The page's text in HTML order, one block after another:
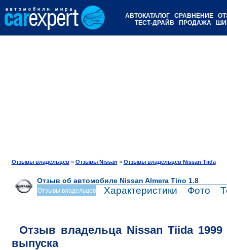
АВТОКАТАЛОГ СРАВНЕНИЕ
ТЕСТ-ДРАЙВ
ПРОДАЖА
Отзывы владельцев» Отзывы Nissan » Отзывы владельцев Nissan Tiida
Отзыв об автомобиле Nissan Almera Tino 1.8
Отзывы владельцев Характеристики Фото
Отзыв владельца Nissan Tiida 1999
выпуска